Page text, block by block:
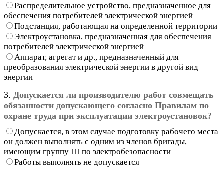
Распределительное устройство, предназначенное для
обеспечения потребителей электрической энергией
Подстанция, работающая на определенной территории
Электроустановка, предназначенная для обеспечения
потребителей электрической энергией
Аппарат, агрегат и др., предназначенный для
преобразования электрической энергии в другой вид
энергии
3. Допускается ли производителю работ совмещать
обязанности допускающего согласно Правилам по
охране труда при эксплуатации электроустановок?
Допускается, в этом случае подготовку рабочего места
он должен выполнять с одним из членов бригады,
имеющим группу III по электробезопасности
Работы выполнять не допускается